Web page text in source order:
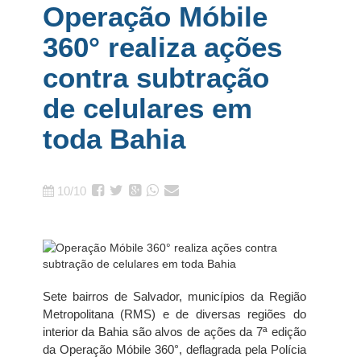
Operação Móbile
360° realiza ações
contra subtração
de celulares em
toda Bahia
10/10
Sete bairros de Salvador, municípios da Região
Metropolitana (RMS) e de diversas regiões do
interior da Bahia são alvos de ações da 7ª edição
da Operação Móbile 360°, deflagrada pela Polícia